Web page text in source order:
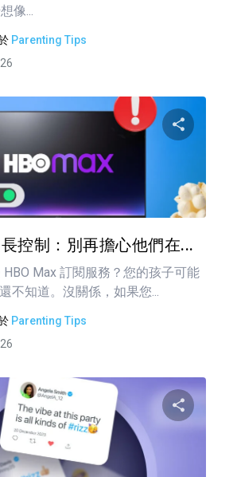
像...
Parenting Tips
控制：別再擔心他們在...
Max 訂閱服務？您的孩子可能
不知道。沒關係，如果您...
Parenting Tips